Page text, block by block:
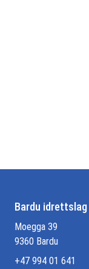
Bardu idrettslag
Moegga 39
9360 Bardu
+47 994 01 641